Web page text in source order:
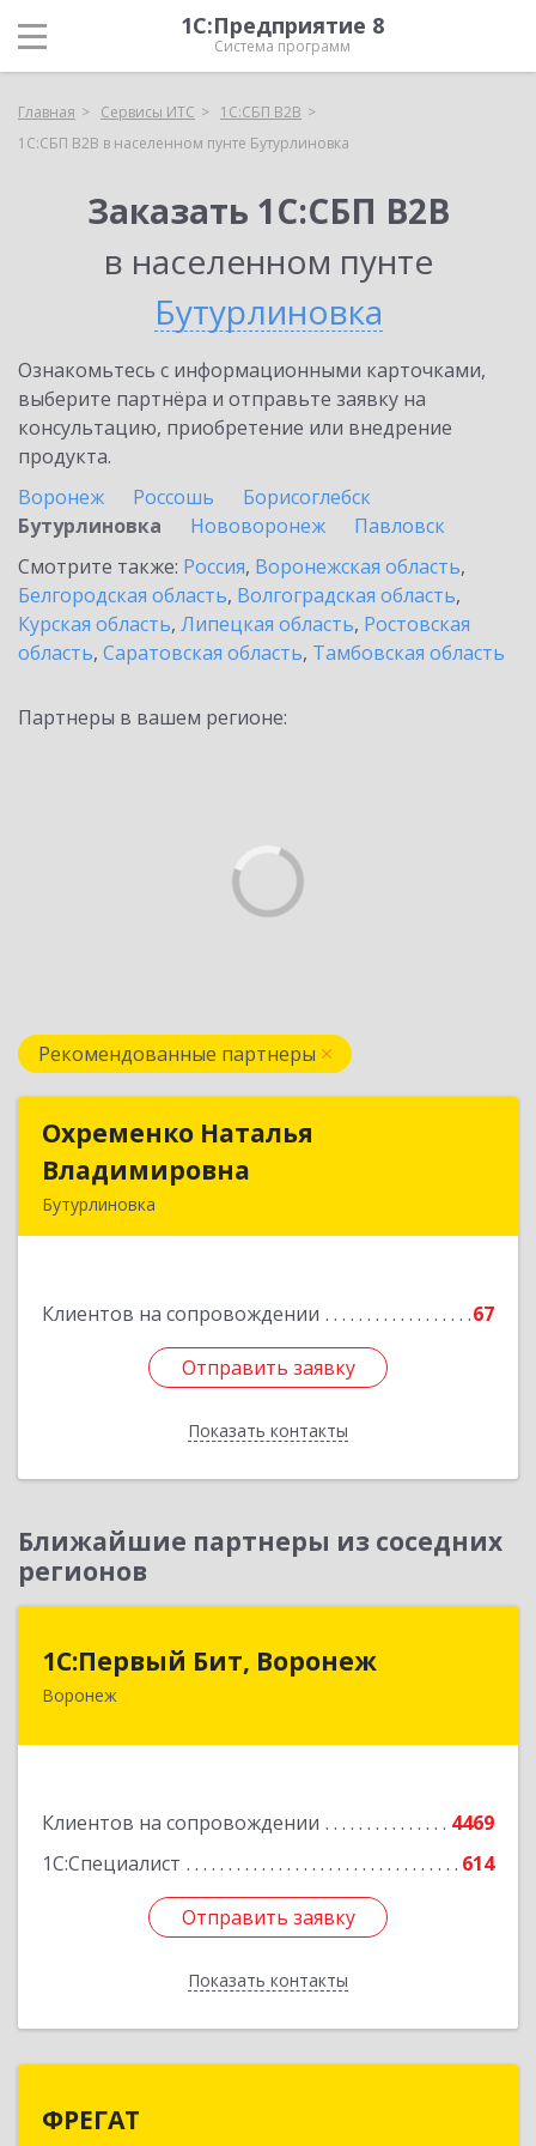
1С:Предприятие 8
Система программ
Главная Сервисы ИТС
1С:СБП B2B
1С:СБП B2B в населенном пунте Бутурлиновка
Заказать 1С:СБП B2B
в населенном пунте
Бутурлиновка
Ознакомьтесь с информационными карточками,
выберите партнёра и отправьте заявку на
консультацию, приобретение или внедрение
продукта.
Воронеж
Россошь
Борисоглебск
Бутурлиновка
Нововоронеж
Павловск
Смотрите также: Россия, Воронежская область,
Белгородская область, Волгоградская область,
Курская область, Липецкая область, Ростовская
область, Саратовская область, Тамбовская область
Партнеры в вашем регионе:
Рекомендованные партнеры
Охременко Наталья
Владимировна
Бутурлиновка
Клиентов на сопровождении 67
Отправить заявку
Показать контакты
Охременко Наталья
Отправить заявку
Назад
Ближайшие партнеры из соседних
регионов
1С:Первый Бит, Воронеж
Воронеж
Клиентов на сопровождении
4469
1С:Специалист
614
Отправить заявку
Показать контакты
1С:Первый Бит, Воронеж
394006, Воронежская обл, Воронеж г, 20-летия
Отправить заявку
Назад
ФРЕГАТ